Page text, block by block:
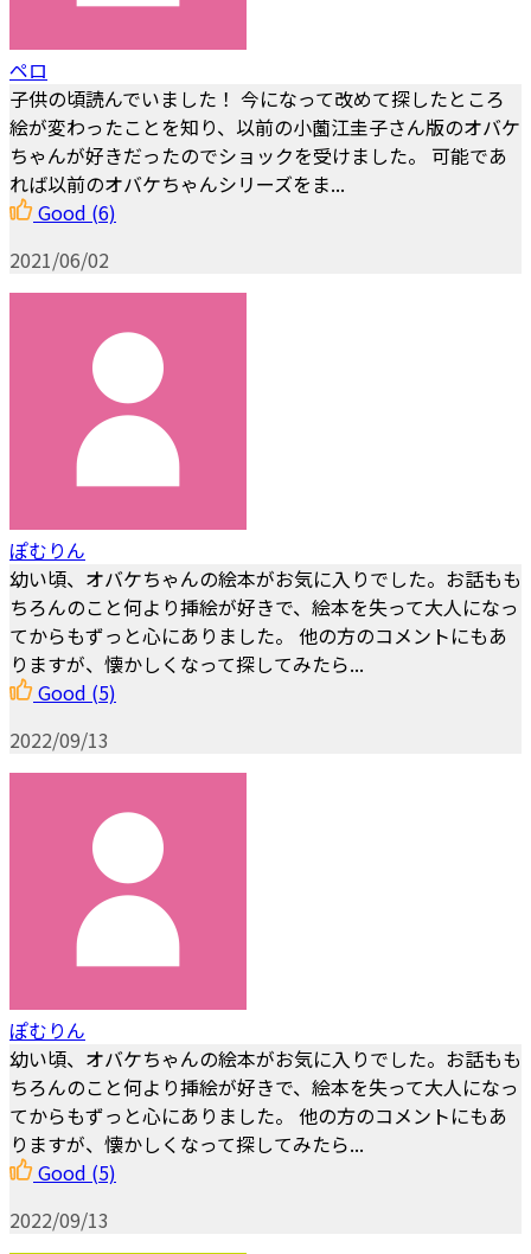
ペロ
子供の頃読んでいました！ 今になって改めて探したところ
絵が変わったことを知り、以前の小薗江圭子さん版のオバケ
ちゃんが好きだったのでショックを受けました。 可能であ
れば以前のオバケちゃんシリーズをま...
Good (6)
2021/06/02
ぽむりん
幼い頃、オバケちゃんの絵本がお気に入りでした。お話もも
ちろんのこと何より挿絵が好きで、絵本を失って大人になっ
てからもずっと心にありました。 他の方のコメントにもあ
りますが、懐かしくなって探してみたら...
Good (5)
2022/09/13
ぽむりん
幼い頃、オバケちゃんの絵本がお気に入りでした。お話もも
ちろんのこと何より挿絵が好きで、絵本を失って大人になっ
てからもずっと心にありました。 他の方のコメントにもあ
りますが、懐かしくなって探してみたら...
Good (5)
2022/09/13